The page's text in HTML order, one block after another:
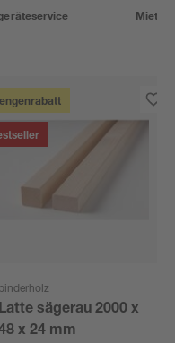
binderholz
Latte sägerau 2000 x
x 24 mm